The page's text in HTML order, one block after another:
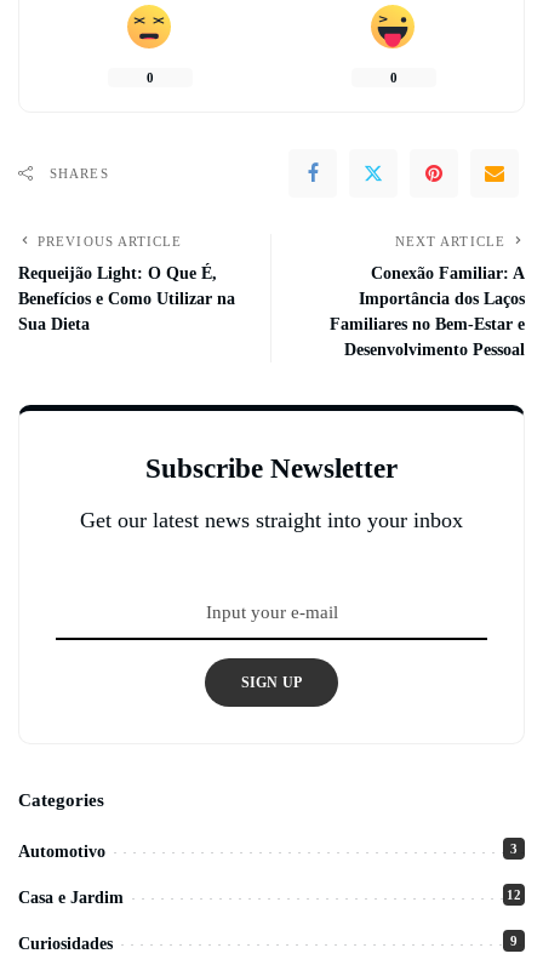
0 0
SHARES
PREVIOUS ARTICLE
Requeijão Light: O Que É,
Benefícios e Como Utilizar na
Sua Dieta
NEXT ARTICLE
Conexão Familiar: A
Importância dos Laços
Familiares no Bem-Estar e
Desenvolvimento Pessoal
Subscribe Newsletter
Get our latest news straight into your inbox
SIGN UP
Categories
Automotivo 3
Casa e Jardim 12
Curiosidades 9